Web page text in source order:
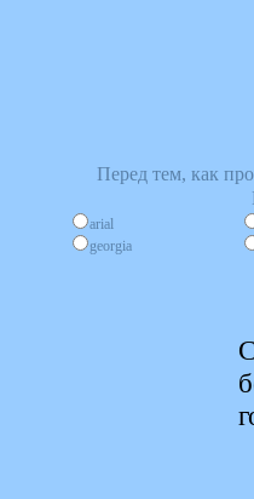
Перед тем, как
arial
georgia